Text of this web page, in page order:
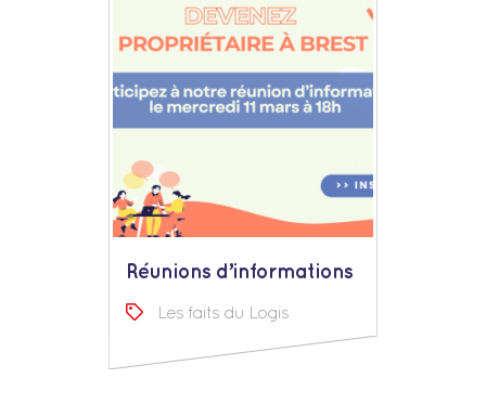
Réunions d’informations
Les faits du Logis